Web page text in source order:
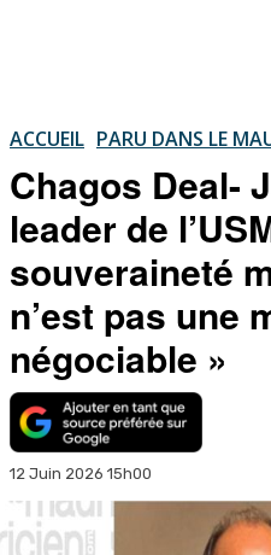
ACCUEIL PARU DANS LE
Chagos Deal-
leader de
souveraineté
n’est pas une
négociable »
12 Juin 2026 15h00